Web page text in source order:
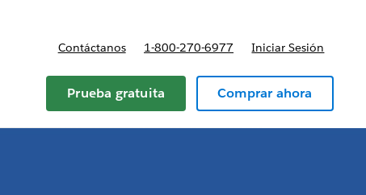
Contáctanos 1-800-270-6977 Iniciar Sesión
Prueba gratuita Comprar ahora